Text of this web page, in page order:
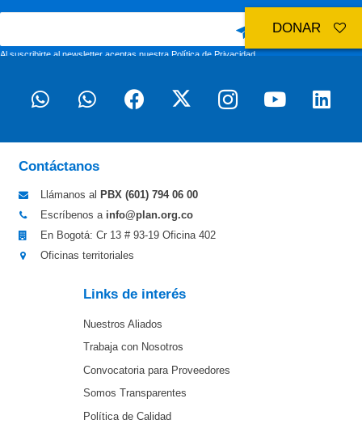
Al suscribirte al newsletter aceptas nuestraPolítica de Privacidad
Contáctanos
Llámanos al PBX (601) 794 06 00
Escríbenos a info@plan.org.co
En Bogotá: Cr 13 # 93-19 Oficina 402
Oficinas territoriales
Links de interés
Nuestros Aliados
Trabaja con Nosotros
Convocatoria para Proveedores
Somos Transparentes
Política de Calidad
DONAR